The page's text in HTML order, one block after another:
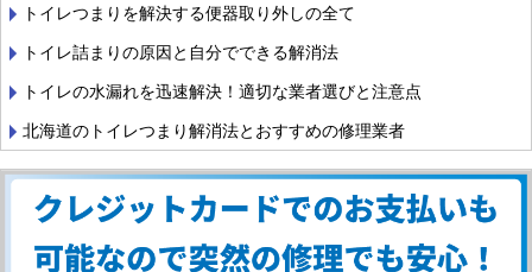
トイレつまりを解決する便器取り外しの全て
トイレ詰まりの原因と自分でできる解消法
トイレの水漏れを迅速解決！適切な業者選びと注意点
北海道のトイレつまり解消法とおすすめの修理業者